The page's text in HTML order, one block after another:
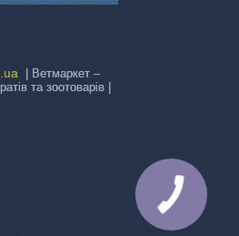
| Ветмаркет –
та зоотоварів |
КНОПКА
ЗВ'ЯЗКУ